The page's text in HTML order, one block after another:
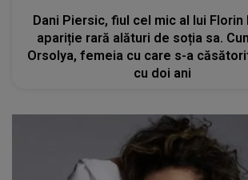
Dani Piersic, fiul cel mic al lui Florin
apariție rară alături de soția sa.
Orsolya, femeia cu care s-a
cu doi ani